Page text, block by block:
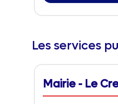
Les services
Mairie - Le